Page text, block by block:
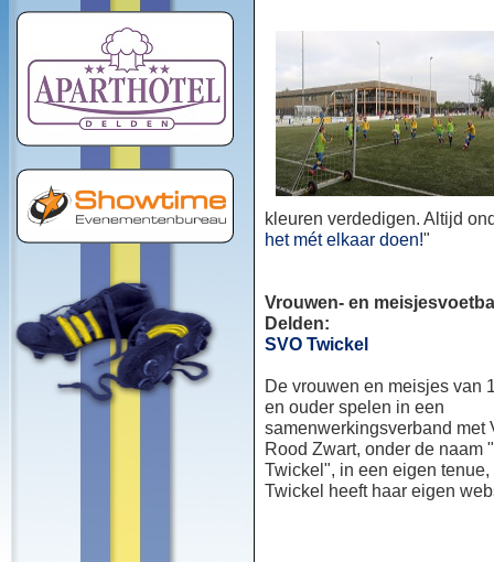
kleuren verdedigen. Altijd
het mét elkaar doen!"
Vrouwen- en
Delden:
SVO Twickel
De vrouwen en meisjes van
en ouder spelen in een
samenwerkingsverband met
Rood Zwart, onder de naam
Twickel", in een eigen
Twickel heeft haar eigen